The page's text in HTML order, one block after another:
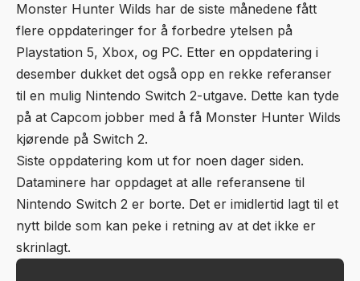
Monster Hunter Wilds har de siste månedene fått
flere oppdateringer for å forbedre ytelsen på
Playstation 5, Xbox, og PC. Etter en oppdatering i
desember dukket det også opp en rekke referanser
til en mulig Nintendo Switch 2-utgave. Dette kan tyde
på at Capcom jobber med å få Monster Hunter Wilds
kjørende på Switch 2.
Siste oppdatering kom ut for noen dager siden.
Dataminere har oppdaget at alle referansene til
Nintendo Switch 2 er borte. Det er imidlertid lagt til et
nytt bilde som kan peke i retning av at det ikke er
skrinlagt.